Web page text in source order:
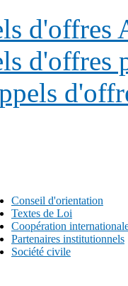
d'offres
d'offres
Conseil d'orientation
Textes de Loi
Coopération
Partenaires institutionnels
Société civile